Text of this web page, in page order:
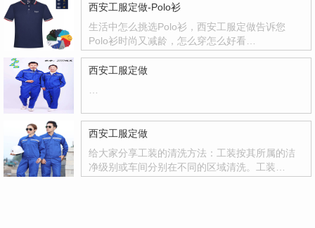
西安工服定做-Polo衫
生活中怎么挑选Polo衫，西安工服定做告诉您
Polo衫时尚又减龄，怎么穿怎么好看…
西安工服定做
西安工服定做
给大家分享工装的清洗方法：工装按其所属的洁
净级别或车间分别在不同的区域清洗。工装…